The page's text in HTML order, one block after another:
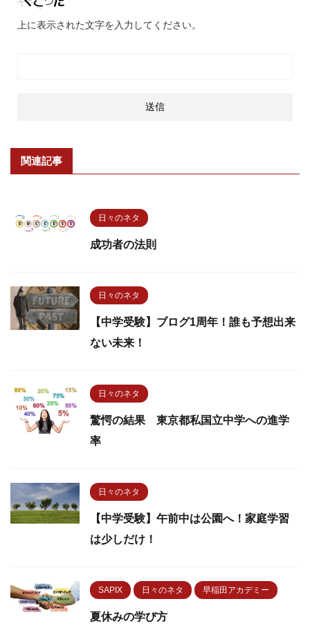
上に表示された文字を入力してください。
関連記事
日々のネタ
成功者の法則
日々のネタ
【中学受験】ブログ1周年！誰も予想出来
ない未来！
日々のネタ
驚愕の結果 東京都私国立中学への進学
率
日々のネタ
【中学受験】午前中は公園へ！家庭学習
は少しだけ！
SAPIX 日々のネタ 早稲田アカデミー
夏休みの学び方